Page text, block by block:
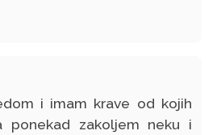
i imam krave od kojih
ponekad zakoljem neku i